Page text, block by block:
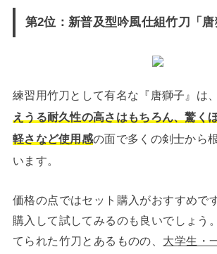
第2位：新普及型吟風仕組竹刀「唐
練習用竹刀として有名な『唐獅子』は
えうる耐久性の高さはもちろん、驚く
軽さなど使用感の面で多くの剣士から
います。
価格の点ではセット購入がおすすめで
購入して試してみるのも良いでしょう
てられた竹刀とあるものの、 大学生・